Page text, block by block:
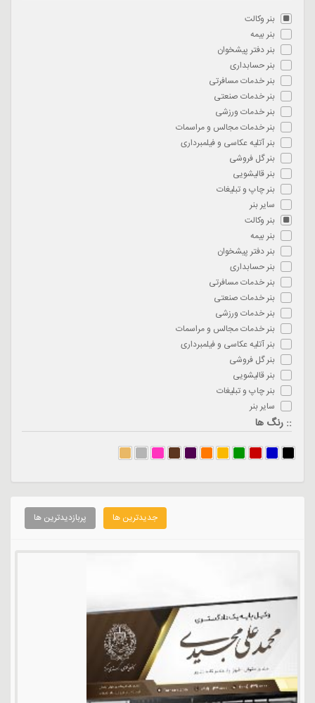
بنر وکالت
بنر بیمه
بنر دفتر پیشخوان
بنر حسابداری
بنر خدمات مسافرتی
بنر خدمات صنعتی
بنر خدمات ورزشی
بنر خدمات مجالس و مراسمات
بنر آتلیه عکاسی و فیلمبرداری
بنر گل فروشی
بنر قالیشویی
بنر چاپ و تبلیغات
سایر بنر
بنر وکالت
بنر بیمه
بنر دفتر پیشخوان
بنر حسابداری
بنر خدمات مسافرتی
بنر خدمات صنعتی
بنر خدمات ورزشی
بنر خدمات مجالس و مراسمات
بنر آتلیه عکاسی و فیلمبرداری
بنر گل فروشی
بنر قالیشویی
بنر چاپ و تبلیغات
سایر بنر
:: رنگ ها
جدیدترین ها پربازدیدترین ها